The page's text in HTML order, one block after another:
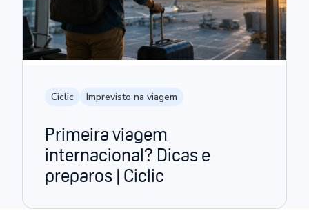
Ciclic Imprevisto na viagem
Primeira viagem
internacional? Dicas e
preparos | Ciclic